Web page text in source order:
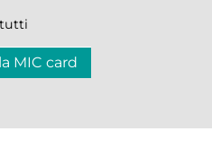
MIC card